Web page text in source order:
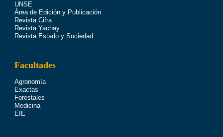
UNSE
Área de Edición y Publicación
Revista Cifra
Revista Yachay
Revista Estado y Sociedad
Facultades
Agronomía
Exactas
Forestales
Medicina
EIE